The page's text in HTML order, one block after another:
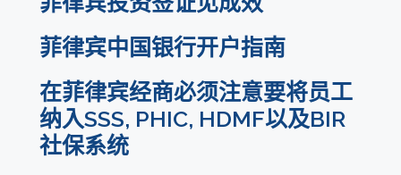
菲律宾中国银行开户指南
在菲律宾经商必须注意要将员工
纳入SSS, PHIC, HDMF以及BIR
社保系统